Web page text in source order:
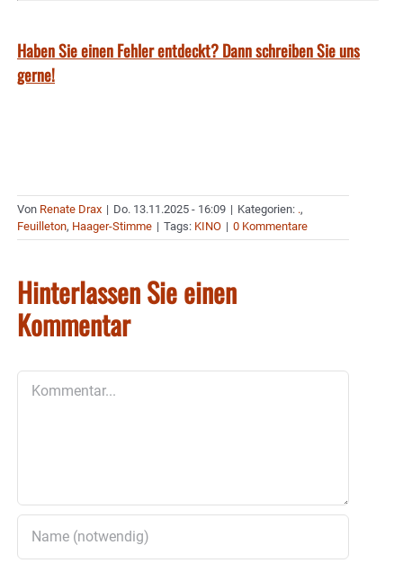
Haben Sie einen Fehler entdeckt? Dann schreiben Sie uns
gerne!
Von Renate Drax | Do. 13.11.2025 - 16:09 | Kategorien: .,
Feuilleton, Haager-Stimme | Tags: KINO | 0 Kommentare
Hinterlassen Sie einen
Kommentar